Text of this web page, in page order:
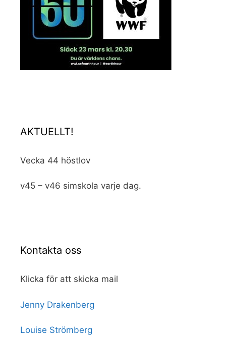
AKTUELLT!
Vecka 44 höstlov
v45 – v46 simskola varje dag.
Kontakta oss
Klicka för att skicka mail
Jenny Drakenberg
Louise Strömberg